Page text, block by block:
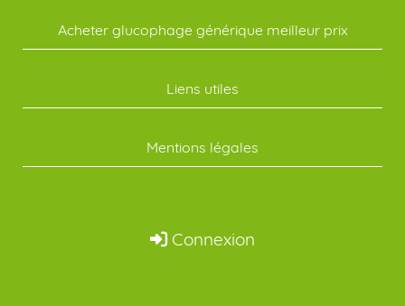
Acheter glucophage générique meilleur prix
Liens utiles
Mentions légales
Connexion